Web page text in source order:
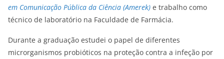
em Comunicação Pública da Ciência (Amerek) e trabalho como
técnico de laboratório na Faculdade de Farmácia.
Durante a graduação estudei o papel de diferentes
microrganismos probióticos na proteção contra a infeção por